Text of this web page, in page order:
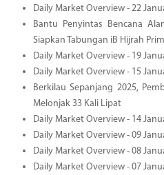
Daily Market Overview - 22
Bantu Penyintas Bencana
Siapkan Tabungan iB Hijrah
Daily Market Overview - 19
Daily Market Overview - 15
Berkilau Sepanjang 2025,
Melonjak 33 Kali Lipat
Daily Market Overview - 14
Daily Market Overview - 09
Daily Market Overview - 08
Daily Market Overview - 07